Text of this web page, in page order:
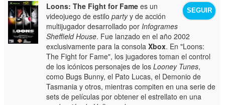
SEGUIR
Loons: The Fight for Fame es un
videojuego de estilopartyy de acción
multijugador desarrollado por Infogrames
Sheffield House. Fue lanzado en el año 2002
exclusivamente para la consolaXbox. En "Loons:
The Fight for Fame", los jugadores toman el control
de los icónicos personajes de losLooney Tunes,
como Bugs Bunny, el Pato Lucas, el Demonio de
Tasmania y otros, mientras compiten en una serie de
sets de películas por obtener el estrellato en una